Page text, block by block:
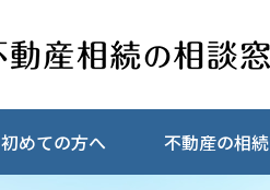
初めての方へ 不動産の相続